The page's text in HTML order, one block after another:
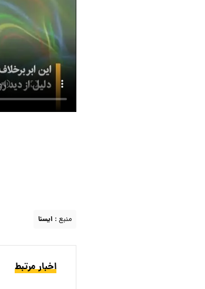
منبع : ایسنا
اخبار مرتبط